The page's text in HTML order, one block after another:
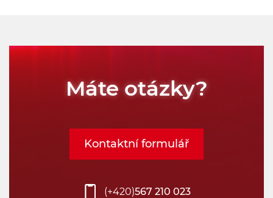
Máte otázky?
(+420)567 210 023
Kontaktní formulář